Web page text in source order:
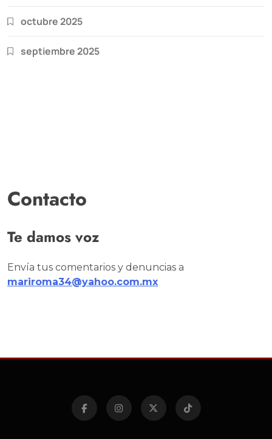
octubre 2025
septiembre 2025
Contacto
Te damos voz
Envía tus comentarios y denuncias a
mariroma34@yahoo.com.mx